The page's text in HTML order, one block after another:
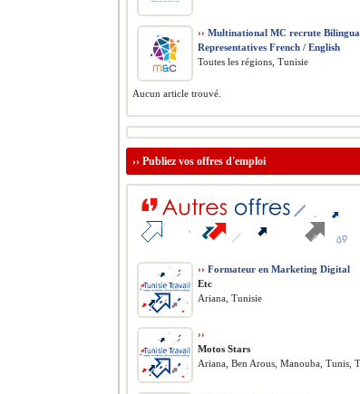
›› Multinational MC recrute
Representatives French / English
Toutes les régions, Tunisie
Aucun article trouvé.
›› Publiez vos offres d'emploi
›› Formateur en Marketing Digital
Etc
Ariana, Tunisie
››
Motos Stars
Ariana, Ben Arous, Manouba, Tunis,